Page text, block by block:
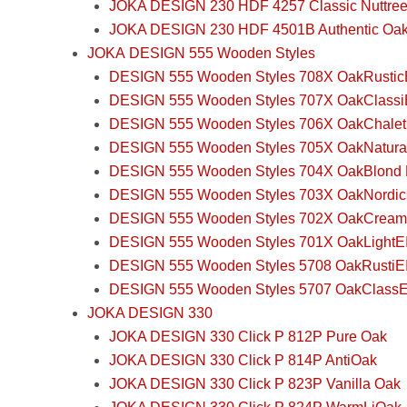
JOKA DESIGN 230 HDF 4257 Classic Nuttree
JOKA DESIGN 230 HDF 4501B Authentic
JOKA DESIGN 555 Wooden Styles
DESIGN 555 Wooden Styles 708X
DESIGN 555 Wooden Styles 707X
DESIGN 555 Wooden Styles 706X
DESIGN 555 Wooden Styles 705X
DESIGN 555 Wooden Styles 704X OakBlond
DESIGN 555 Wooden Styles 703X
DESIGN 555 Wooden Styles 702X
DESIGN 555 Wooden Styles 701X
DESIGN 555 Wooden Styles 5708
DESIGN 555 Wooden Styles 5707
JOKA DESIGN 330
JOKA DESIGN 330 Click P 812P Pure Oak
JOKA DESIGN 330 Click P 814P AntiOak
JOKA DESIGN 330 Click P 823P Vanilla Oak